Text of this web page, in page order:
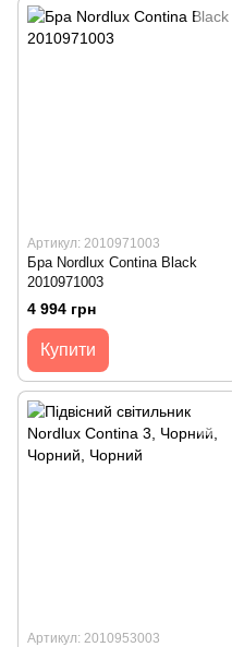
Артикул: 2010971003
Бра Nordlux Contina Black
2010971003
4 994 грн
Купити
Артикул: 2010953003